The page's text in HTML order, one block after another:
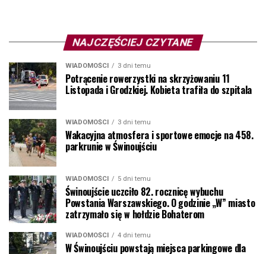
NAJCZĘŚCIEJ CZYTANE
WIADOMOŚCI 3 dni temu
Potrącenie rowerzystki na skrzyżowaniu 11
Listopada i Grodzkiej. Kobieta trafiła do szpitala
WIADOMOŚCI 3 dni temu
Wakacyjna atmosfera i sportowe emocje na 458.
parkrunie w Świnoujściu
WIADOMOŚCI 5 dni temu
Świnoujście uczciło 82. rocznicę wybuchu
Powstania Warszawskiego. O godzinie „W” miasto
zatrzymało się w hołdzie Bohaterom
WIADOMOŚCI 4 dni temu
W Świnoujściu powstają miejsca parkingowe dla